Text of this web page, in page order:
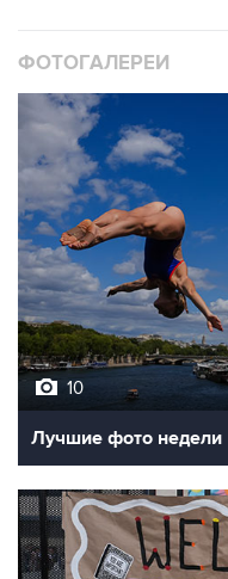
10
Лучшие фото недели